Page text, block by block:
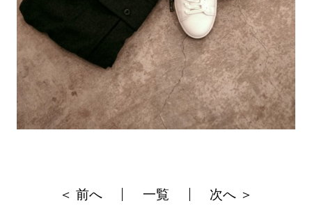
＜ 前へ 一覧 次へ ＞